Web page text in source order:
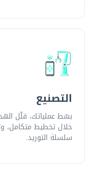
التصنيع
بسّط عملياتك، قلّل
خلال تخطيط متكامل،
سلسلة التوريد.